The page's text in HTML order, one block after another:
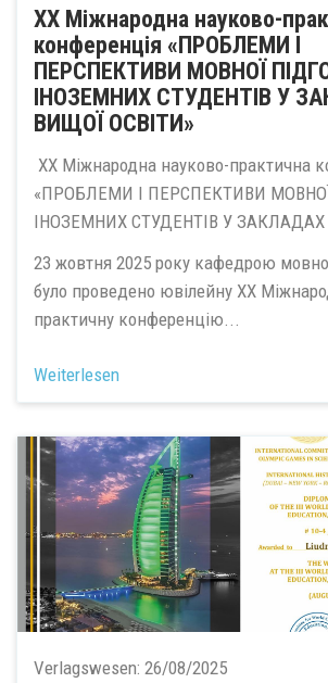
ХХ Міжнародна науково-
конференція «ПРОБЛЕМИ І
ПЕРСПЕКТИВИ МОВНОЇ
ІНОЗЕМНИХ СТУДЕНТІВ У
ВИЩОЇ ОСВІТИ»
ХХ Міжнародна науково-практична
«ПРОБЛЕМИ І ПЕРСПЕКТИВИ
ІНОЗЕМНИХ СТУДЕНТІВ У
23 жовтня 2025 року кафедрою
було проведено ювілейну ХХ
практичну конференцію...
Weiterlesen
Verlagswesen: 26/08/2025